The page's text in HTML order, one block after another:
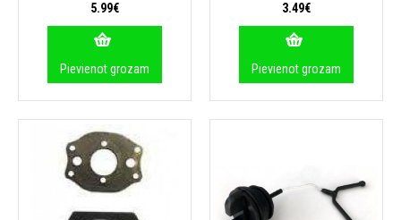
5.99€
Pievienot grozam
3.49€
Pievienot grozam